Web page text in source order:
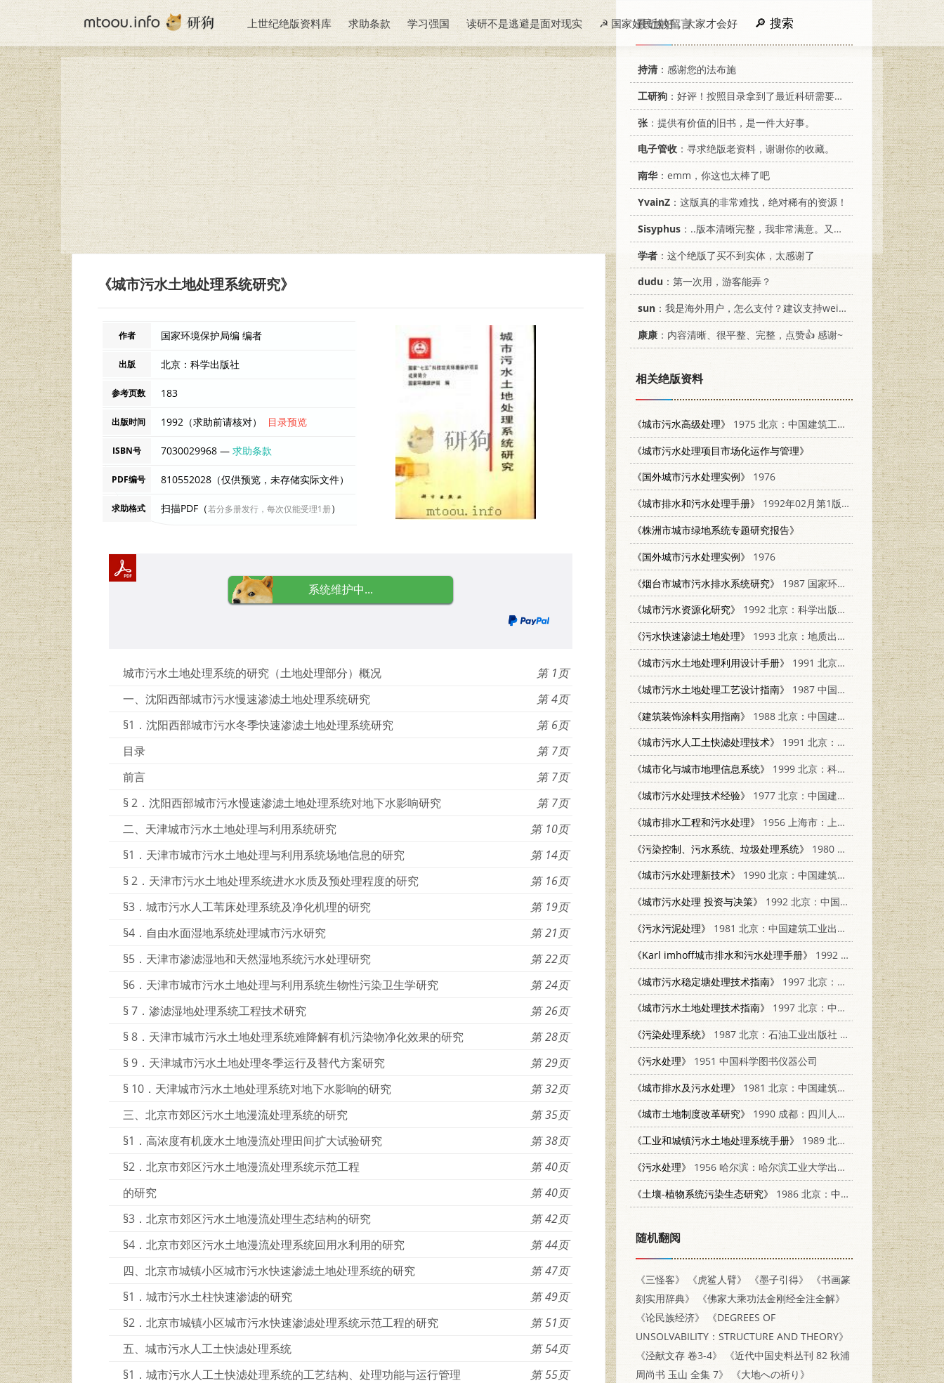
上世纪绝版资料库 求助条款 学习强国 读研不是逃避是面对现实 ☭ 国家好民族好，大家才会好 搜索
《城市污水土地处理系统研究》
作者 国家环境保护局编 编者
出版 北京：科学出版社
参考页数 183
出版时间 1992（求助前请核对） 目录预览
ISBN号 7030029968 —求助条款
PDF编号 810552028（仅供预览，未存储实际文件）
求助格式 扫描PDF（若分多册发行，每次仅能受理1册）
系统维护中...
城市污水土地处理系统的研究（土地处理部分）概况
1
一、沈阳西部城市污水慢速渗滤土地处理系统研究
4
§1．沈阳西部城市污水冬季快速渗滤土地处理系统研究
6
目录
7
前言
7
§ 2．沈阳西部城市污水慢速渗滤土地处理系统对地下水影响研究
7
二、天津城市污水土地处理与利用系统研究
10
§1．天津市城市污水土地处理与利用系统场地信息的研究
14
§ 2．天津市污水土地处理系统进水水质及预处理程度的研究
16
§3．城市污水人工苇床处理系统及净化机理的研究
19
§4．自由水面湿地系统处理城市污水研究
21
§5．天津市渗滤湿地和天然湿地系统污水处理研究
22
§6．天津市城市污水土地处理与利用系统生物性污染卫生学研究
24
§ 7．渗滤湿地处理系统工程技术研究
26
§ 8．天津市城市污水土地处理系统难降解有机污染物净化效果的研究
28
§ 9．天津城市污水土地处理冬季运行及替代方案研究
29
§ 10．天津城市污水土地处理系统对地下水影响的研究
32
三、北京市郊区污水土地漫流处理系统的研究
35
§1．高浓度有机废水土地漫流处理田间扩大试验研究
38
§2．北京市郊区污水土地漫流处理系统示范工程
40
的研究
40
§3．北京市郊区污水土地漫流处理生态结构的研究
42
§4．北京市郊区污水土地漫流处理系统回用水利用的研究
44
四、北京市城镇小区城市污水快速渗滤土地处理系统的研究
47
§1．城市污水土柱快速渗滤的研究
49
§2．北京市城镇小区城市污水快速渗滤处理系统示范工程的研究
51
五、城市污水人工土快滤处理系统
54
§1．城市污水人工土快滤处理系统的工艺结构、处理功能与运行管理
55
最近的留言
持清 ：感谢您的法布施
工研狗 ：好评！按照目录拿到了最近科研需要的材料！
张 ：提供有价值的旧书，是一件大好事。
电子管收 ：寻求绝版老资料，谢谢你的收藏。
南华：emm，你这也太棒了吧
YvainZ ：这版真的非常难找，绝对稀有的资源！
Sisyphus ：..版本清晰完整，我非常满意。又及，这本《话语的真相》...
学者 ：这个绝版了买不到实体，太感谢了
dudu ：第一次用，游客能弄？
sun ：我是海外用户，怎么支付？建议支持weixin支付
康康 ：内容清晰、很平整、完整，点赞👍 感谢~
相关绝版资料
《城市污水高级处理》
1975 北京：中国建筑工业出版社 15040·3259
《城市污水处理项目市场化运作与管理》
《国外城市污水处理实例》
1976
《城市排水和污水处理手册》
1992年02月第1版 中国建筑工业出版社
《株洲市城市绿地系统专题研究报告》
《国外城市污水处理实例》
1976
《烟台市城市污水排水系统研究》
1987 国家环保局；同济大学环境科学技术研究所
《城市污水资源化研究》
1992 北京：科学出版社 7030030214
《污水快速渗滤土地处理》
1993 北京：地质出版社 7116014063
《城市污水土地处理利用设计手册》
1991 北京：中国标准出版社 7506603187
《城市污水土地处理工艺设计指南》
1987 中国市政工程西南设计院
《建筑装饰涂料实用指南》
1988 北京：中国建筑工业出版社 7112001455
《城市污水人工土快滤处理技术》
1991 北京：中国科学技术出版社 7504605700
《城市化与城市地理信息系统》
1999 北京：科学出版社 7030083881
《城市污水处理技术经验》
1977 北京：中国建筑工业出版社 15040·3397
《城市排水工程和污水处理》
1956 上海市：上海科学技术出版社
《污染控制、污水系统、垃圾处理系统》
1980 北京：知识出版社 13214·1
《城市污水处理新技术》
1990 北京：中国建筑工业出版社 711201090X
《城市污水处理 投资与决策》
1992 北京：中国环境科学出版社 7800931161
《污水污泥处理》
1981 北京：中国建筑工业出版社 15040·4003
《Karl imhoff城市排水和污水处理手册》
1992 北京：中国建筑工业出版社 7112015057
《城市污水稳定塘处理技术指南》
1997 北京：中国环境科学出版社 7801352742
《城市污水土地处理技术指南》
1997 北京：中国环境科学出版社 7801353803
《污染处理系统》
1987 北京：石油工业出版社 7502100288
《污水处理》
1951 中国科学图书仪器公司
《城市排水及污水处理》
1981 北京：中国建筑工业出版社 15040·4055
《城市土地制度改革研究》
1990 成都：四川人民出版社 7220010567
《工业和城镇污水土地处理系统手册》
1989 北京：中国环境科学出版社 7800103536
《污水处理》
1956 哈尔滨：哈尔滨工业大学出版社
《土壤-植物系统污染生态研究》
1986 北京：中国科学技术出版社 13252·1512
随机翻阅
《三怪客》 《虎鲨人臂》 《墨子引得》
《书画篆
刻实用辞典》
《佛家大乘功法金刚经全注全解》
《论民族经济》
《DEGREES OF
UNSOLVABILITY：STRUCTURE AND THEORY》
《泾献文存 卷3-4》
《近代中国史料丛刊 82 秋浦
周尚书 玉山 全集 7》
《大地への祈り》